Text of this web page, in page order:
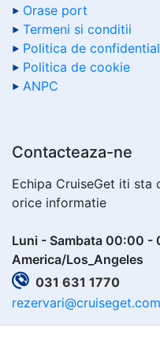
Orase port
Termeni si conditii
Politica de
Politica de cookie
ANPC
Contacteaza-ne
Echipa CruiseGet iti sta
orice informatie
Luni - Sambata 00:00 -
America/Los_Angeles
031 631 1770
rezervari@cruiseget.com